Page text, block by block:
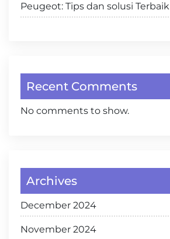
Peugeot: Tips dan solusi Terbaik
Recent Comments
No comments to show.
Archives
December 2024
November 2024